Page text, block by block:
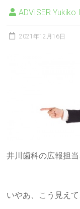
ADVISER Yukiko
2021年12月16日
井川歯科の広報担当
いやあ、こう見え